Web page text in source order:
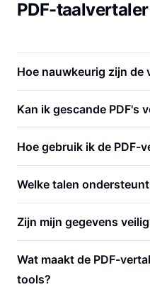
PDF-taalvertaler
Hoe nauwkeurig zijn de
Kan ik gescande PDF's
Hoe gebruik ik de PDF-
Welke talen
Zijn mijn gegevens
Wat maakt de PDF-
tools?